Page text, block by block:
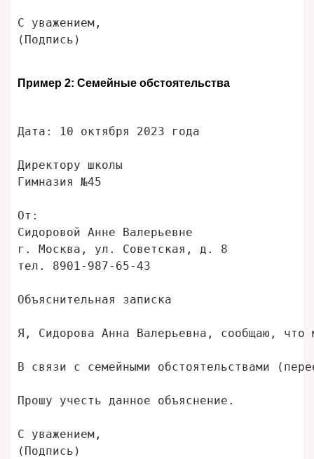
С уважением,
Пример 2: Семейные обстоятельства
Дата: 10 октября 2023 года
Директору школы
Гимназия №45
От:
Сидоровой Анне Валерьевне
г. Москва, ул. Советская, д. 8
тел. 8901-987-65-43
Объяснительная записка
Я, Сидорова Анна Валерьевна, сообщаю,
В связи с семейными обстоятельствами
Прошу учесть данное объяснение.
С уважением,